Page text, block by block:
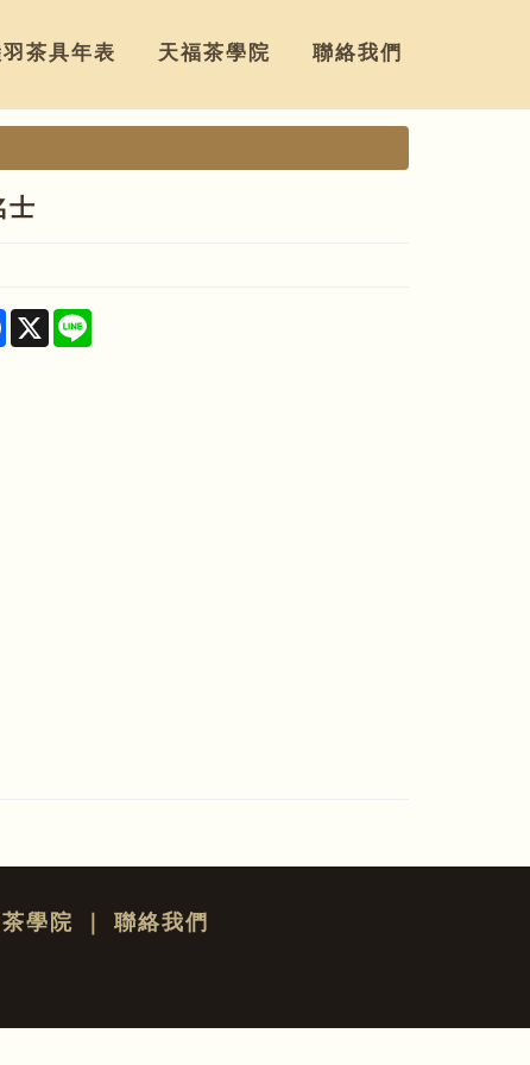
羽茶具年表 天福茶學院 聯絡我們
士
Facebook
X
學院 聯絡我們